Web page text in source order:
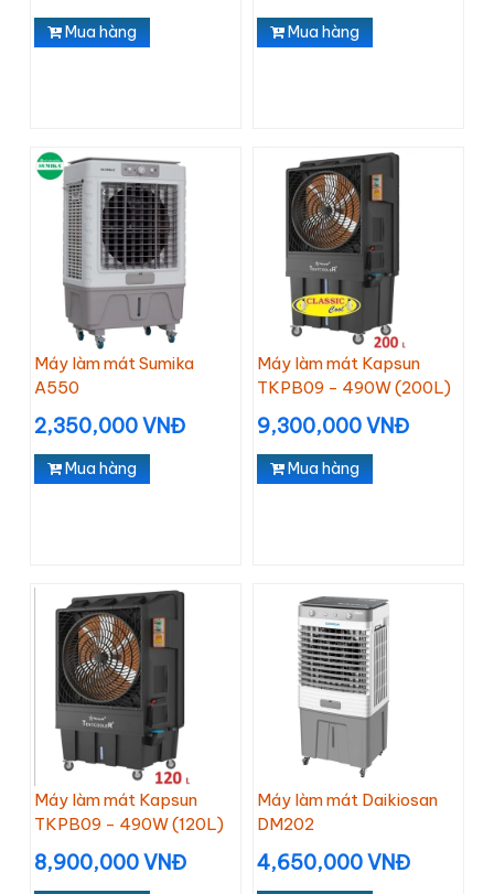
Mua hàng Mua hàng
Máy làm mát Sumika
A550
2,350,000 VNĐ
Mua hàng
Máy làm mát Kapsun
TKPB09 - 490W (200L)
9,300,000 VNĐ
Mua hàng
Máy làm mát Kapsun
TKPB09 - 490W (120L)
8,900,000 VNĐ
Máy làm mát Daikiosan
DM202
4,650,000 VNĐ